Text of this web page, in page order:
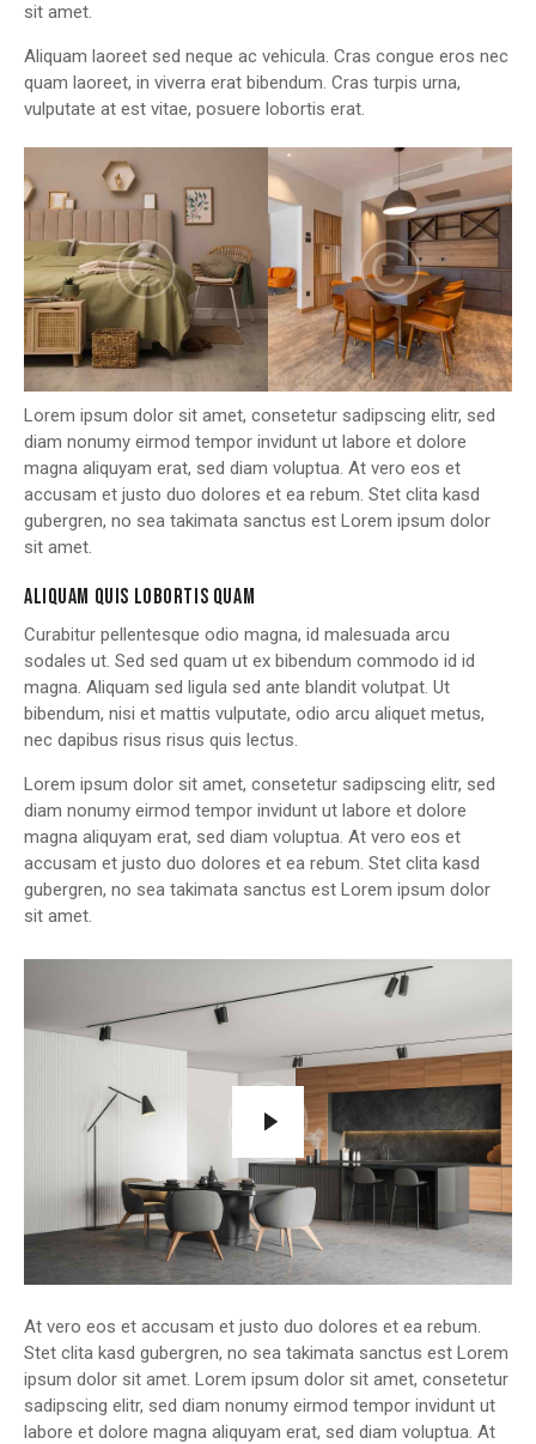
sit amet.
Aliquam laoreet sed neque ac vehicula. Cras congue eros nec
quam laoreet, in viverra erat bibendum. Cras turpis urna,
vulputate at est vitae, posuere lobortis erat.
Lorem ipsum dolor sit amet, consetetur sadipscing elitr, sed
diam nonumy eirmod tempor invidunt ut labore et dolore
magna aliquyam erat, sed diam voluptua. At vero eos et
accusam et justo duo dolores et ea rebum. Stet clita kasd
gubergren, no sea takimata sanctus est Lorem ipsum dolor
sit amet.
ALIQUAM QUIS LOBORTIS QUAM
Curabitur pellentesque odio magna, id malesuada arcu
sodales ut. Sed sed quam ut ex bibendum commodo id id
magna. Aliquam sed ligula sed ante blandit volutpat. Ut
bibendum, nisi et mattis vulputate, odio arcu aliquet metus,
nec dapibus risus risus quis lectus.
Lorem ipsum dolor sit amet, consetetur sadipscing elitr, sed
diam nonumy eirmod tempor invidunt ut labore et dolore
magna aliquyam erat, sed diam voluptua. At vero eos et
accusam et justo duo dolores et ea rebum. Stet clita kasd
gubergren, no sea takimata sanctus est Lorem ipsum dolor
sit amet.
At vero eos et accusam et justo duo dolores et ea rebum.
Stet clita kasd gubergren, no sea takimata sanctus est Lorem
ipsum dolor sit amet. Lorem ipsum dolor sit amet, consetetur
sadipscing elitr, sed diam nonumy eirmod tempor invidunt ut
labore et dolore magna aliquyam erat, sed diam voluptua. At